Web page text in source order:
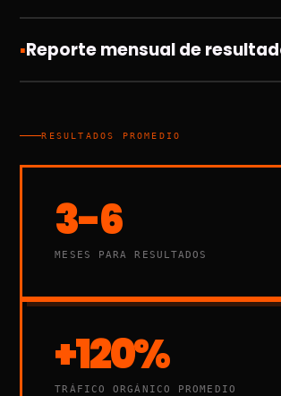
▪Reporte mensual de
RESULTADOS PROMEDIO
3-6
MESES PARA RESULTADOS
+120%
TRÁFICO ORGÁNICO PROMEDIO